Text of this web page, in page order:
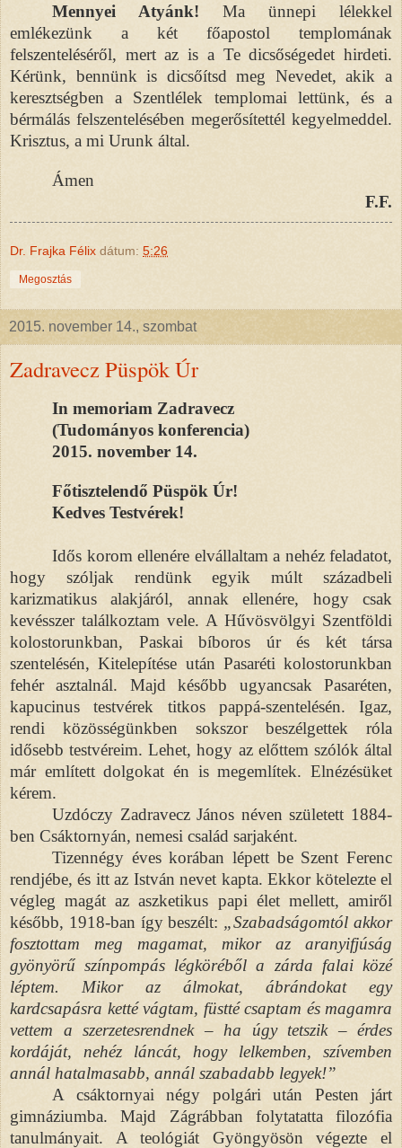
Mennyei Atyánk! Ma ünnepi lélekkel
emlékezünk a két főapostol templomának
felszenteléséről, mert az is a Te dicsőségedet hirdeti.
Kérünk, bennünk is dicsőítsd meg Nevedet, akik a
keresztségben a Szentlélek templomai lettünk, és a
bérmálás felszentelésében megerősítettél kegyelmeddel.
Krisztus, a mi Urunk által.
Ámen
F.F.
Dr. Frajka Félix dátum: 5:26
Megosztás
2015. november 14., szombat
Zadravecz Püspök Úr
In memoriam Zadravecz
(Tudományos konferencia)
2015. november 14.
Főtisztelendő Püspök Úr!
Kedves Testvérek!
Idős korom ellenére elvállaltam a nehéz feladatot,
hogy szóljak rendünk egyik múlt századbeli
karizmatikus alakjáról, annak ellenére, hogy csak
kevésszer találkoztam vele. A Hűvösvölgyi Szentföldi
kolostorunkban, Paskai bíboros úr és két társa
szentelésén, Kitelepítése után Pasaréti kolostorunkban
fehér asztalnál. Majd később ugyancsak Pasaréten,
kapucinus testvérek titkos pappá-szentelésén. Igaz,
rendi közösségünkben sokszor beszélgettek róla
idősebb testvéreim. Lehet, hogy az előttem szólók által
már említett dolgokat én is megemlítek. Elnézésüket
kérem.
Uzdóczy Zadravecz János néven született 1884-
ben Csáktornyán, nemesi család sarjaként.
Tizennégy éves korában lépett be Szent Ferenc
rendjébe, és itt az István nevet kapta. Ekkor kötelezte el
végleg magát az aszketikus papi élet mellett, amiről
később, 1918-ban így beszélt: „Szabadságomtól akkor
fosztottam meg magamat, mikor az aranyifjúság
gyönyörű színpompás légköréből a zárda falai közé
léptem. Mikor az álmokat, ábrándokat egy
kardcsapásra ketté vágtam, füstté csaptam és magamra
vettem a szerzetesrendnek – ha úgy tetszik – érdes
kordáját, nehéz láncát, hogy lelkemben, szívemben
annál hatalmasabb, annál szabadabb legyek!”
A csáktornyai négy polgári után Pesten járt
gimnáziumba. Majd Zágrábban folytatatta filozófia
tanulmányait. A teológiát Gyöngyösön végezte el